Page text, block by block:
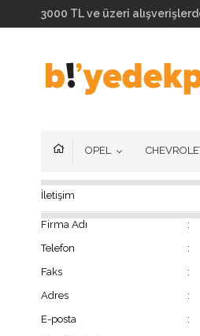
3000 TL ve üzeri
OPEL
İletişim
Firma Adı :
Telefon
:
Faks
:
Adres
:
E-posta
: